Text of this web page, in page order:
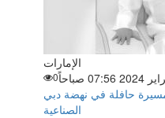
الإمارات
0
حافلة في نهضة دبي
الصناعية